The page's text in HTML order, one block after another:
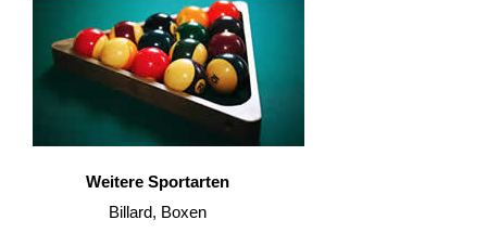
Weitere Sportarten
Billard, Boxen